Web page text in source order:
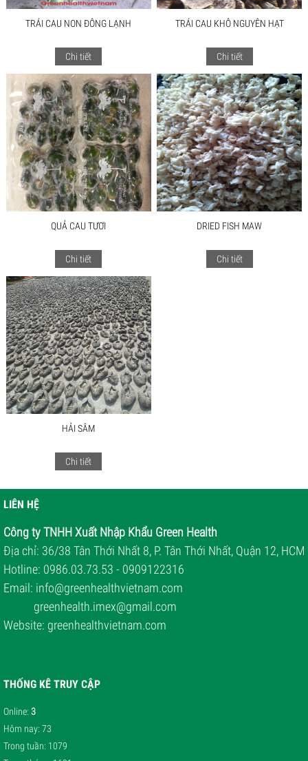
TRÁI CAU NON ĐÔNG LẠNH
Chi tiết
TRÁI CAU KHÔ NGUYÊN HẠT
Chi tiết
QUẢ CAU TƯƠI
Chi tiết
DRIED FISH MAW
Chi tiết
HẢI SÂM
Chi tiết
LIÊN HỆ
Công ty TNHH Xuất Nhập Khẩu Green Health
Địa chỉ: 36/38 Tân Thới Nhất 8, P. Tân Thới Nhất, Quận 12, HCM
Hotline: 0986.03.73.53 - 0909122316
Email: info@greenhealthvietnam.com
greenhealth.imex@gmail.com
Website: greenhealthvietnam.com
THỐNG KÊ TRUY CẬP
Online: 3
Hôm nay: 73
Trong tuần: 1079